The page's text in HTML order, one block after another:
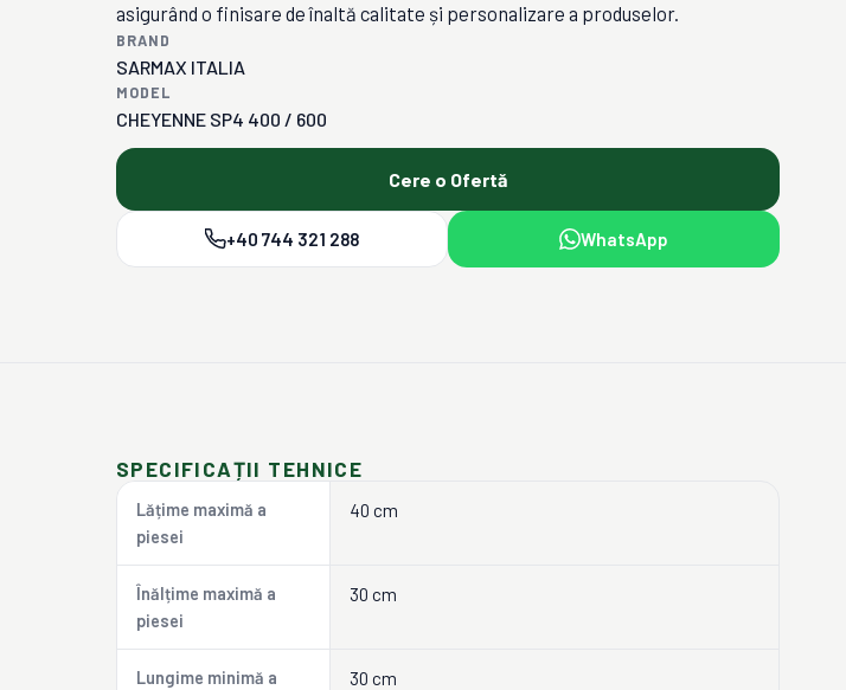
asigurând o finisare de înaltă calitate și personalizare a produselor.
BRAND
SARMAX ITALIA
MODEL
CHEYENNE SP4 400 / 600
Cere o Ofertă
+40 744 321 288 WhatsApp
SPECIFICAȚII TEHNICE
Lățime maximă a
piesei
40 cm
Înălțime maximă a
piesei
30 cm
Lungime minimă a
30 cm